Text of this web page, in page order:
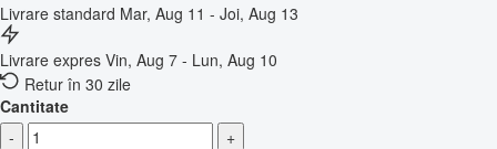
Livrare standard Mar, Aug 11 - Joi, Aug 13
Livrare expres Vin, Aug 7 - Lun, Aug 10
Retur în 30 zile
Cantitate
-
+